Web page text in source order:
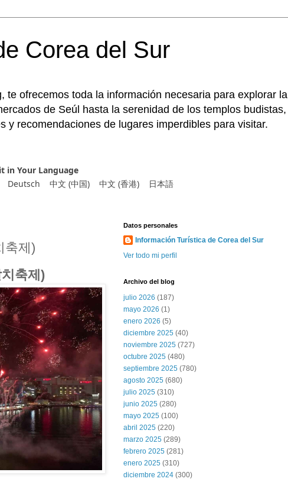
Corea del Sur
te ofrecemos toda la información necesaria para explorar la
de Seúl hasta la serenidad de los templos budistas,
recomendaciones de lugares imperdibles para visitar.
in Your Language
Deutsch 中文 (中国) 中文 (香港) 日本語
축제)
축제)
Datos personales
Información Turística de Corea del Sur
Ver todo mi perfil
Archivo del blog
julio 2026 (187)
mayo 2026 (1)
enero 2026 (5)
diciembre 2025 (40)
noviembre 2025 (727)
octubre 2025 (480)
septiembre 2025 (780)
agosto 2025 (680)
julio 2025 (310)
junio 2025 (280)
mayo 2025 (100)
abril 2025 (220)
marzo 2025 (289)
febrero 2025 (281)
enero 2025 (310)
diciembre 2024 (300)